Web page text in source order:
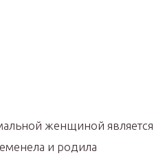
женщиной является
и родила